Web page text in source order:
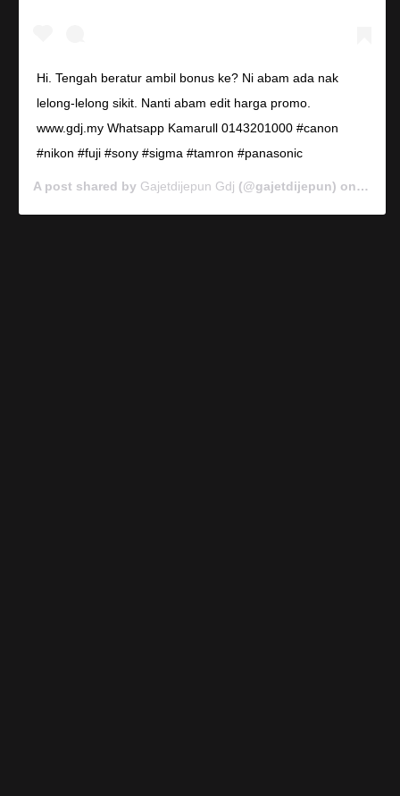
Hi. Tengah beratur ambil bonus ke? Ni abam ada nak
lelong-lelong sikit. Nanti abam edit harga promo.
www.gdj.my Whatsapp Kamarull 0143201000 #canon
#nikon #fuji #sony #sigma #tamron #panasonic
A post shared by Gajetdijepun Gdj (@gajetdijepun) on Jan 7,